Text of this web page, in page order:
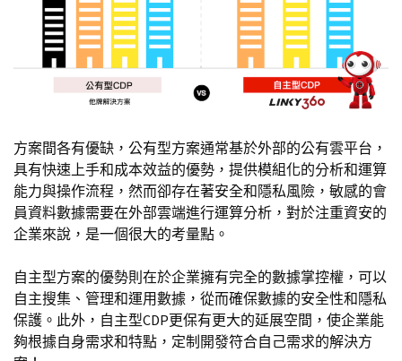
方案間各有優缺，公有型方案通常基於外部的公有雲平台，
具有快速上手和成本效益的優勢，提供模組化的分析和運算
能力與操作流程，然而卻存在著安全和隱私風險，敏感的會
員資料數據需要在外部雲端進行運算分析，對於注重資安的
企業來說，是一個很大的考量點。
自主型方案的優勢則在於企業擁有完全的數據掌控權，可以
自主搜集、管理和運用數據，從而確保數據的安全性和隱私
保護。此外，自主型CDP更保有更大的延展空間，使企業能
夠根據自身需求和特點，定制開發符合自己需求的解決方